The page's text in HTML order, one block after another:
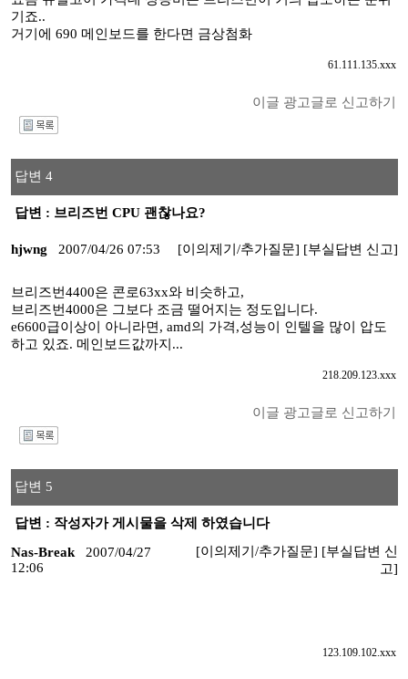
기죠..
거기에 690 메인보드를 한다면 금상첨화
61.111.135.xxx
이글 광고글로 신고하기
답변 4
답변 : 브리즈번 CPU 괜찮나요?
hjwng 2007/04/26 07:53 [이의제기/추가질문] [부실답변 신고]
브리즈번4400은 콘로63xx와 비슷하고,
브리즈번4000은 그보다 조금 떨어지는 정도입니다.
e6600급이상이 아니라면, amd의 가격,성능이 인텔을 많이 압도
하고 있죠. 메인보드값까지...
218.209.123.xxx
이글 광고글로 신고하기
답변 5
답변 : 작성자가 게시물을 삭제 하였습니다
Nas-Break
2007/04/27
12:06
[이의제기/추가질문] [부실답변 신
고]
123.109.102.xxx